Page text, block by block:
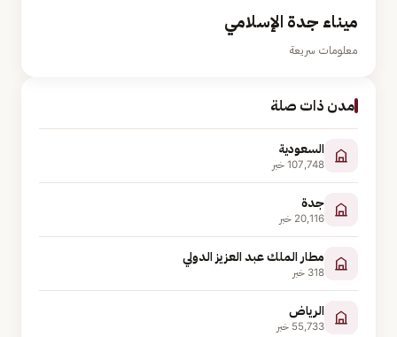
ميناء جدة الإسلامي
معلومات سريعة
مدن ذات صلة
السعودية
107,748 خبر
جدة
20,116 خبر
مطار الملك عبد العزيز الدولي
318 خبر
الرياض
55,733 خبر